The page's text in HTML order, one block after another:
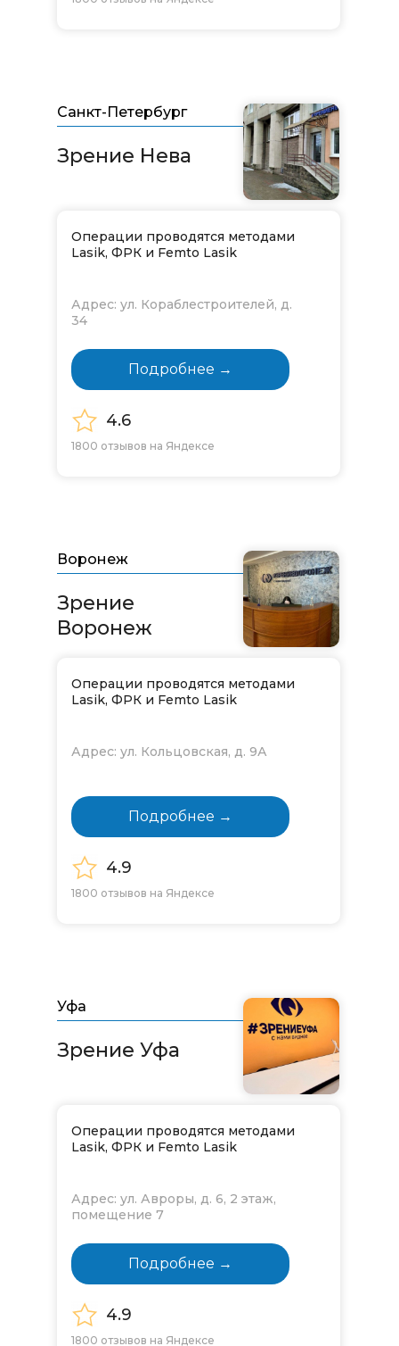
Санкт-Петербург
Зрение Нева
Операции проводятся методами
Lasik, ФРК и Femto Lasik
Подробнее →
Адрес: ул. Кораблестроителей, д.
34
4.6
1800 отзывов на Яндексе
Воронеж
Зрение
Воронеж
Операции проводятся методами
Lasik, ФРК и Femto Lasik
Подробнее →
Адрес: ул. Кольцовская, д. 9А
4.9
1800 отзывов на Яндексе
Уфа
Зрение Уфа​​​​​​​
Операции проводятся методами
Lasik, ФРК и Femto Lasik
Подробнее →
Адрес: ул. Авроры, д. 6, 2 этаж,
помещение 7
4.9
1800 отзывов на Яндексе